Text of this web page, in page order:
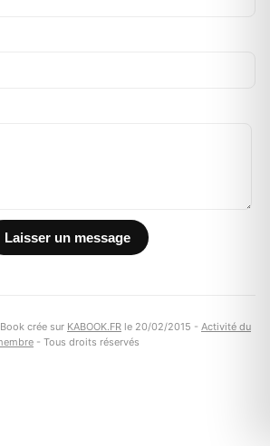
crée sur KABOOK.FR le 20/02/2015 - Activité du
- Tous droits réservés